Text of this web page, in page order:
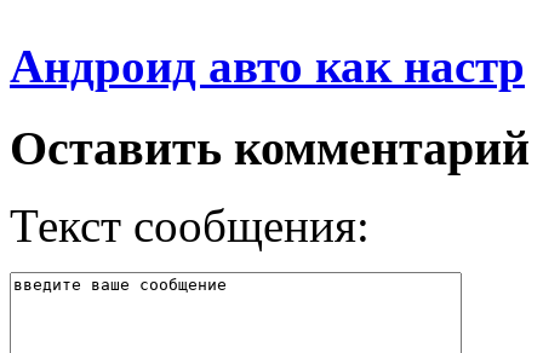
Андроид авто как настр
Оставить комментарий
Текст сообщения: